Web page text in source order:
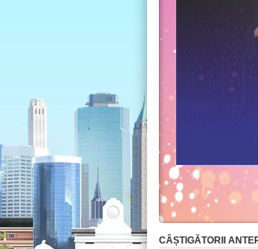
CÂȘTIGĂTORII